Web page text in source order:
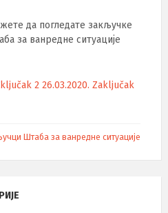
да погледате закључке
за ванредне ситуације
2 26.03.2020. Zaključak
Штаба за ванредне ситуације